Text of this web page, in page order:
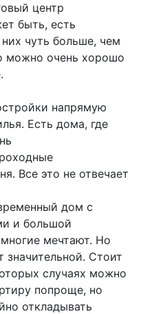
центр
быть, есть
чуть больше, чем
можно очень хорошо
напрямую
Есть дома, где
Все это не отвечает
дом с
и большой
мечтают. Но
значительной. Стоит
случаях можно
попроще, но
откладывать